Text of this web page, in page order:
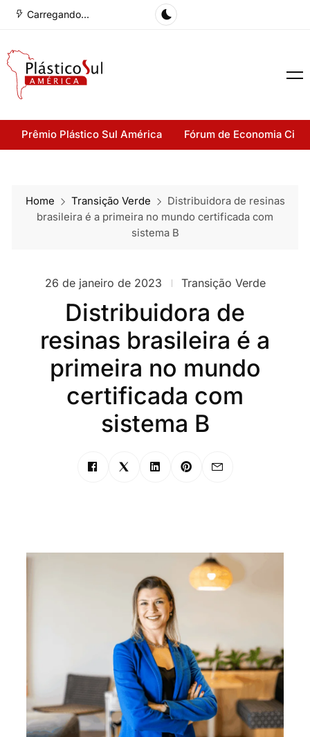
Carregando...
Prêmio Plástico Sul América Fórum de Economia
Home Transição Verde
Distribuidora de resinas
brasileira é a primeira no mundo certificada com
sistema B
26 de janeiro de 2023 Transição Verde
Distribuidora de
resinas brasileira é a
primeira no mundo
certificada com
sistema B